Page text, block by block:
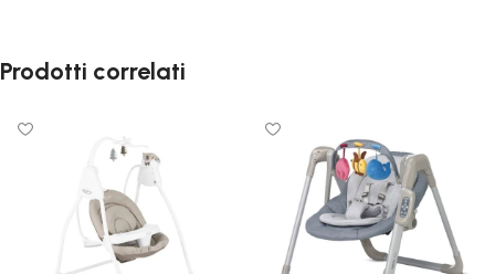
Prodotti correlati